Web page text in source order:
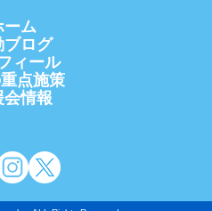
ーム
ブログ
ィール
点施策
会情報